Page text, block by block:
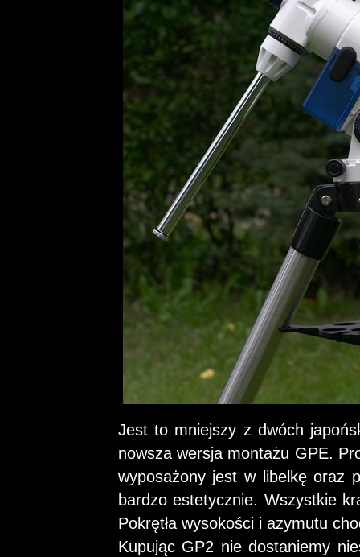
Jest to mniejszy z dwóch
nowsza wersja montażu GPE.
wyposażony jest w libelkę oraz
bardzo estetycznie. Wszystkie
Pokrętła wysokości i azymutu
Kupując GP2 nie dostaniemy